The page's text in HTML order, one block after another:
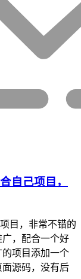
自己项目，
目，非常不错的
，配合一个好
项目添加一个
源码，没有后